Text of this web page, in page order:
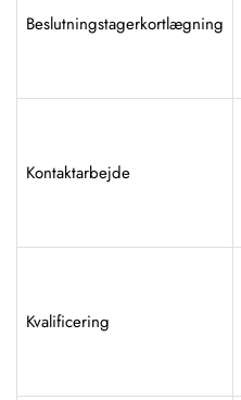
Beslutningstagerkortlægning
Kontaktarbejde
Kvalificering